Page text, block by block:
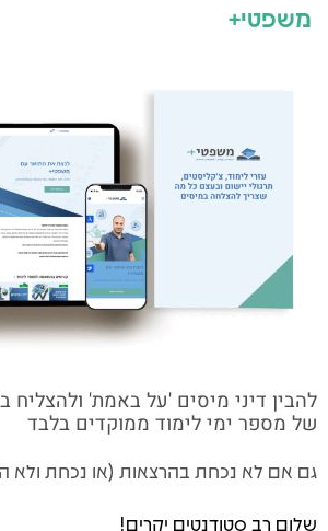
משפטי+
להבין דיני מיסים 'על באמת'
של מספר ימי לימוד ממוקדים בלבד
גם אם לא נכחת בהרצאות (או נכחת ולא
שלום רב סטודנטים יקרים!